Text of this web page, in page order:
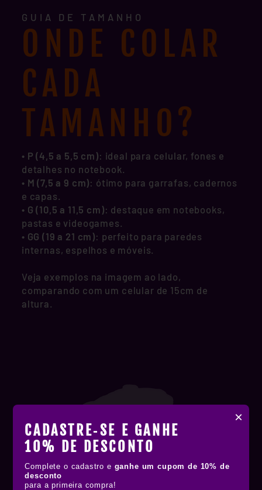
×
CADASTRE‑SE E GANHE
10% DE DESCONTO
Complete o cadastro e ganhe um cupom de 10% de
desconto
para a primeira compra!
GUIA DE TAMANHO
ONDE COLAR
CADA
TAMANHO?
• P (4,5 a 5,5 cm): ideal para celular, fones e
detalhes no notebook.
• M (7,5 a 9 cm): ótimo para garrafas, cadernos
e capas.
• G (10,5 a 11,5 cm): destaque em notebooks,
pastas e videogames.
• GG (19 a 21 cm): perfeito para paredes
internas, espelhos e móveis.
Veja exemplos na imagem ao lado,
comparando com um celular de 15cm de
altura.